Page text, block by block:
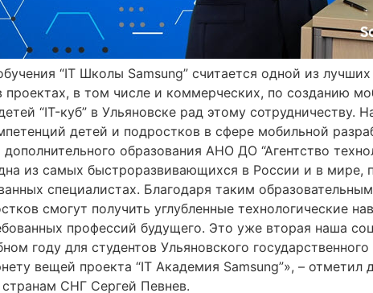
“IT Школы Samsung” считается одной из
проектах, в том числе и коммерческих, по созданию
“IT-куб” в Ульяновске рад этому
детей и подростков в сфере мобильной
образования АНО ДО “Агентство
из самых быстроразвивающихся в России и в мире,
специалистах. Благодаря таким
смогут получить углубленные технологические
профессий будущего. Это уже вторая наша
году для студентов Ульяновского
вещей проекта “IT Академия Samsung”», –
СНГ Сергей Певнев.